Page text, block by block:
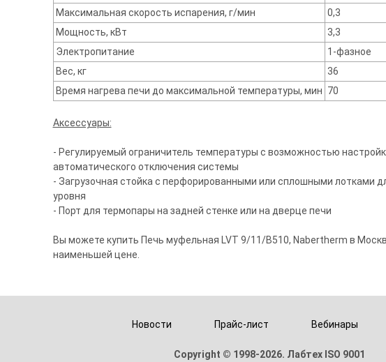
Максимальная скорость испарения, г/мин
0,3
Мощность, кВт
3,3
Электропитание
1-фазное
Вес, кг
36
Время нагрева печи до максимальной температуры, мин 70
Аксессуары:
- Регулируемый ограничитель температуры с возможностью
автоматического отключения системы
- Загрузочная стойка с перфорированными или сплошными лотками
уровня
- Порт для термопары на задней стенке или на дверце печи
Вы можете купить Печь муфельная LVT 9/11/B510, Nabertherm в
наименьшей цене.
Новости Прайс-лист Вебинары
Copyright © 1998-2026. Лабтех ISO 9001